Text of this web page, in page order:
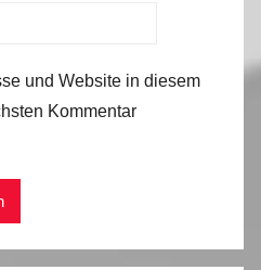
und Website in diesem
Kommentar